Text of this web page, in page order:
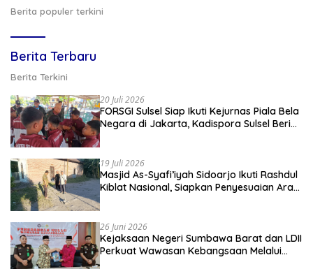
Berita populer terkini
Berita Terbaru
Berita Terkini
20 Juli 2026
FORSGI Sulsel Siap Ikuti Kejurnas Piala Bela
Negara di Jakarta, Kadispora Sulsel Beri
19 Juli 2026
Masjid As-Syafi’iyah Sidoarjo Ikuti Rashdul
Kiblat Nasional, Siapkan Penyesuaian Arah
26 Juni 2026
Kejaksaan Negeri Sumbawa Barat dan LDII
Perkuat Wawasan Kebangsaan Melalui